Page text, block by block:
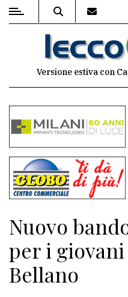
MENU
commenti
Contenuti
del
sito
Meteo
CONTATTI
Versione estiva con
Nuovo
per i
Bellano